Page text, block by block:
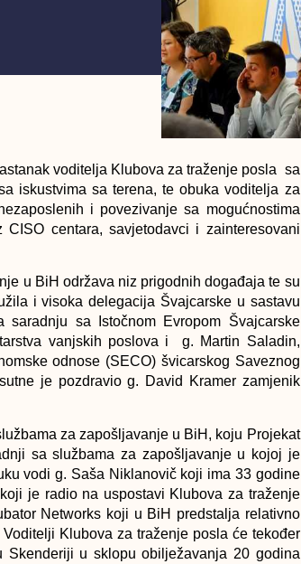
voditelja Klubova za traženje posla sa
iskustvima sa terena, te obuka voditelja za
i povezivanje sa mogućnostima
centara, savjetodavci i zainteresovani
u BiH održava niz prigodnih događaja te su
i visoka delegacija Švajcarske u sastavu
sa Istočnom Evropom Švajcarske
vanjskih poslova i g. Martin Saladin,
odnose (SECO) švicarskog Saveznog
je pozdravio g. David Kramer zamjenik
za zapošljavanje u BiH, koju Projekat
sa službama za zapošljavanje u kojoj je
vodi g. Saša Niklanovič koji ima 33 godine
je radio na uspostavi Klubova za traženje
Networks koji u BiH predstalja relativno
Klubova za traženje posla će tekođer
Skenderiji u sklopu obilježavanja 20 godina